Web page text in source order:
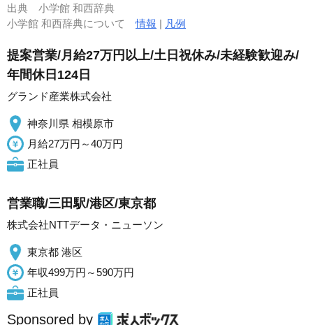
出典 小学館 和西辞典
小学館 和西辞典について情報 | 凡例
提案営業/月給27万円以上/土日祝休み/未経験歓迎み/
年間休日124日
グランド産業株式会社
神奈川県 相模原市
月給27万円～40万円
正社員
営業職/三田駅/港区/東京都
株式会社NTTデータ・ニューソン
東京都 港区
年収499万円～590万円
正社員
Sponsored by